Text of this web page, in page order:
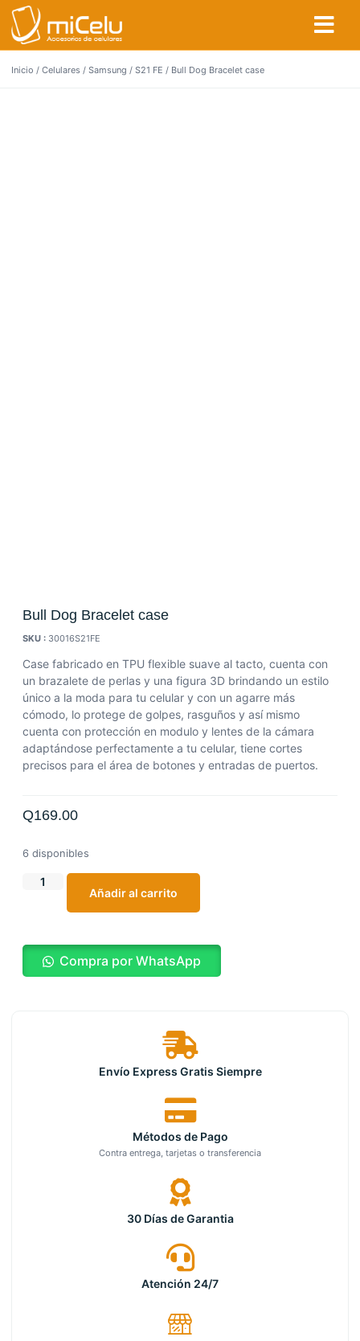
Inicio / Celulares / Samsung / S21 FE / Bull Dog Bracelet case
Bull Dog Bracelet case
SKU : 30016S21FE
Case fabricado en TPU flexible suave al tacto, cuenta con
un brazalete de perlas y una figura 3D brindando un estilo
único a la moda para tu celular y con un agarre más
cómodo, lo protege de golpes, rasguños y así mismo
cuenta con protección en modulo y lentes de la cámara
adaptándose perfectamente a tu celular, tiene cortes
precisos para el área de botones y entradas de puertos.
Q169.00
6 disponibles
Añadir al carrito
Compra por WhatsApp
Envío Express Gratis Siempre
Métodos de Pago
Contra entrega, tarjetas o transferencia
30 Días de Garantia
Atención 24/7